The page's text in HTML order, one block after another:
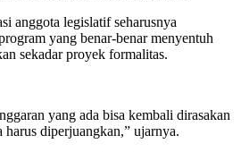
anggota legislatif seharusnya
yang benar-benar menyentuh
sekadar proyek formalitas.
yang ada bisa kembali dirasakan
diperjuangkan,” ujarnya.